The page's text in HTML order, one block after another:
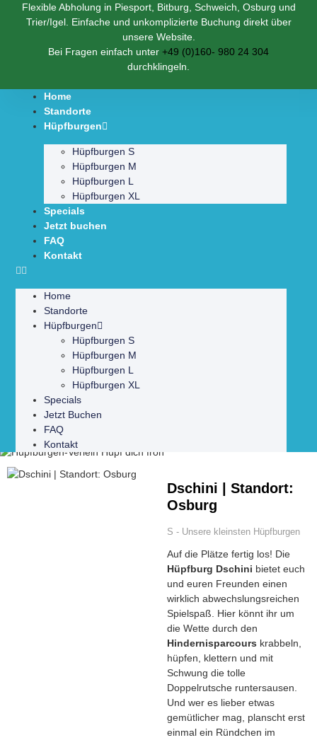
Flexible Abholung in Piesport, Bitburg, Schweich, Osburg und
Trier/Igel. Einfache und unkomplizierte Buchung direkt über
unsere Website.
Bei Fragen einfach unter +49 (0)160- 980 24 304
durchklingeln.
Home
Standorte
Hüpfburgen
Hüpfburgen S
Hüpfburgen M
Hüpfburgen L
Hüpfburgen XL
Specials
Jetzt buchen
FAQ
Kontakt
Home
Standorte
Hüpfburgen
Hüpfburgen S
Hüpfburgen M
Hüpfburgen L
Hüpfburgen XL
Specials
Jetzt Buchen
FAQ
Kontakt
Dschini | Standort:
Osburg
S - Unsere kleinsten Hüpfburgen
Auf die Plätze fertig los! Die
Hüpfburg Dschini bietet euch
und euren Freunden einen
wirklich abwechslungsreichen
Spielspaß. Hier könnt ihr um
die Wette durch den
Hindernisparcours krabbeln,
hüpfen, klettern und mit
Schwung die tolle
Doppelrutsche runtersausen.
Und wer es lieber etwas
gemütlicher mag, planscht erst
einmal ein Ründchen im